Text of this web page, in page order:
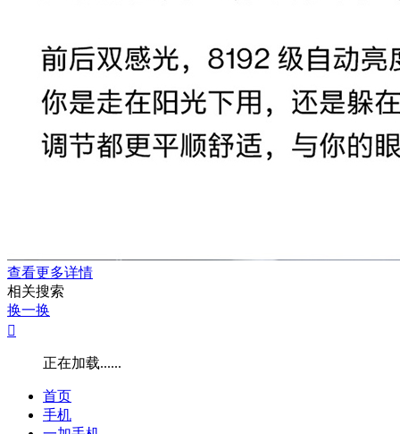
查看更多详情
相关搜索
换一换

正在加载......
首页
手机